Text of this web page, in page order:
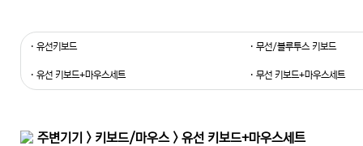
· 유선키보드 · 무선/블루투스 키보드
· 유선 키보드+마우스세트 · 무선 키보드+마우스세트
주변기기 > 키보드/마우스 > 유선 키보드+마우스세트